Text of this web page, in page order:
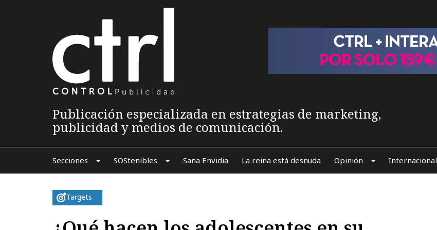
Publicación especializada en estrategias de marketing,
publicidad y medios de comunicación.
Secciones SOStenibles Sana Envidia La reina está desnuda Opinión Internacional
Targets